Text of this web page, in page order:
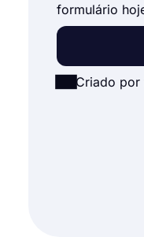
formulário
Criado por